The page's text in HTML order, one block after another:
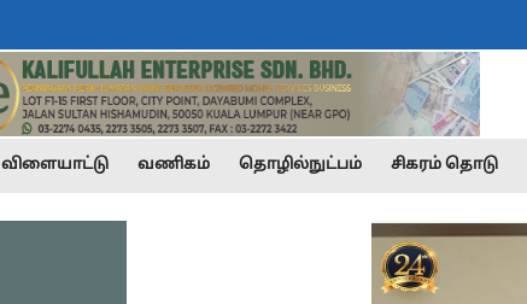
விளையாட்டு வணிகம் தொழில்நுட்பம் சிகரம் தொடு